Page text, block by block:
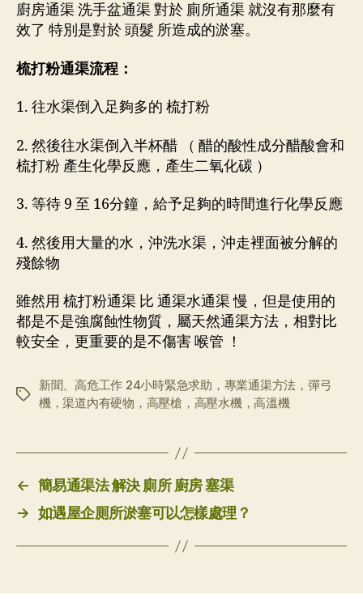
廚房通渠 洗手盆通渠 對於 廁所通渠 就沒有那麼有
效了 特別是對於 頭髮 所造成的淤塞。
梳打粉通渠流程：
1. 往水渠倒入足夠多的 梳打粉
2. 然後往水渠倒入半杯醋 （ 醋的酸性成分醋酸會和
梳打粉 產生化學反應，產生二氧化碳 ）
3. 等待 9 至 16分鐘，給予足夠的時間進行化學反應
4. 然後用大量的水，沖洗水渠，沖走裡面被分解的
殘餘物
雖然用 梳打粉通渠 比 通渠水通渠 慢，但是使用的
都是不是強腐蝕性物質，屬天然通渠方法，相對比
較安全，更重要的是不傷害 喉管 ！
标
新聞、高危工作 24小時緊急求助，專業通渠方法，彈弓
機，渠道內有硬物，高壓槍，高壓水機，高溫機
← 簡易通渠法 解決 廁所 廚房 塞渠
→ 如遇屋企厠所淤塞可以怎樣處理？